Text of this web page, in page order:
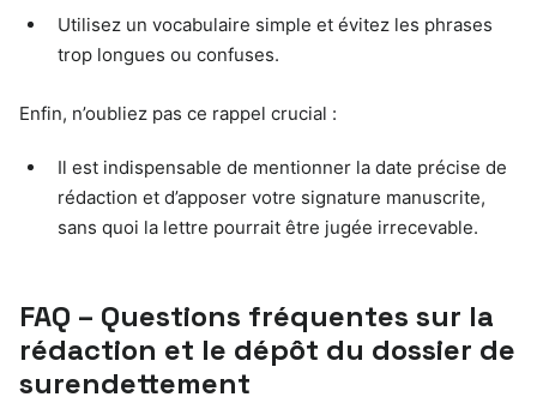
Utilisez un vocabulaire simple et évitez les phrases
trop longues ou confuses.
Enfin, n’oubliez pas ce rappel crucial :
Il est indispensable de mentionner la date précise de
rédaction et d’apposer votre signature manuscrite,
sans quoi la lettre pourrait être jugée irrecevable.
FAQ – Questions fréquentes sur la
rédaction et le dépôt du dossier de
surendettement